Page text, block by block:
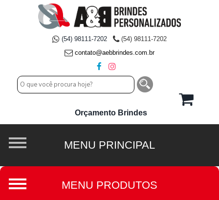
(54) 98111-7202
(54) 98111-7202
contato@aebbrindes.com.br
Orçamento Brindes